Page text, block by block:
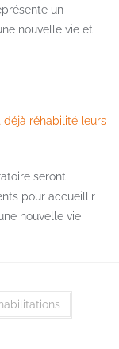
un
nouvelle vie et
réhabilité leurs
seront
pour accueillir
nouvelle vie